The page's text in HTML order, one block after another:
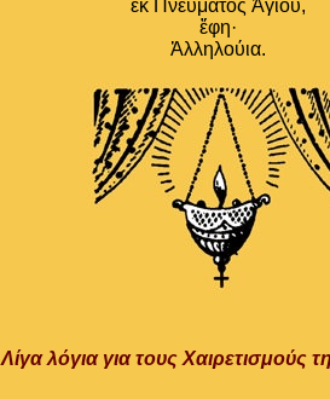
ἐκ Πνεύματος Ἁγίου,
ἔφη·
Ἀλληλούια.
Λίγα λόγια για τους Χαιρετισμούς